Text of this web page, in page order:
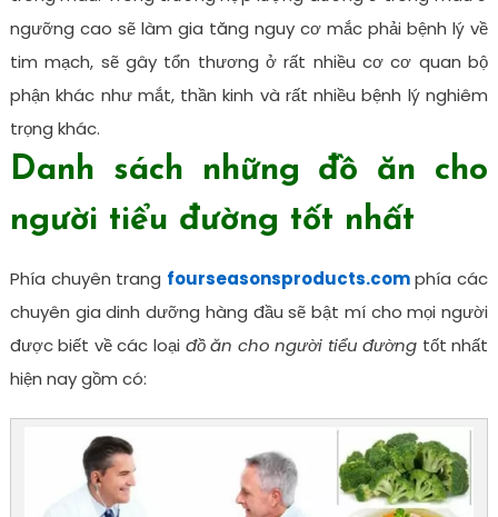
ngưỡng cao sẽ làm gia tăng nguy cơ mắc phải bệnh lý về
tim mạch, sẽ gây tổn thương ở rất nhiều cơ cơ quan bộ
phận khác như mắt, thần kinh và rất nhiều bệnh lý nghiêm
trọng khác.
Danh sách những đồ ăn cho
người tiểu đường tốt nhất
Phía chuyên trang fourseasonsproducts.comphía các
chuyên gia dinh dưỡng hàng đầu sẽ bật mí cho mọi người
được biết về các loại đồ ăn cho người tiểu đường tốt nhất
hiện nay gồm có: